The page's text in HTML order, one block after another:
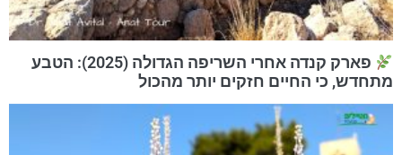
פארק קנדה אחרי השריפה הגדולה (2025): הטבע
מתחדש, כי החיים חזקים יותר מהכול